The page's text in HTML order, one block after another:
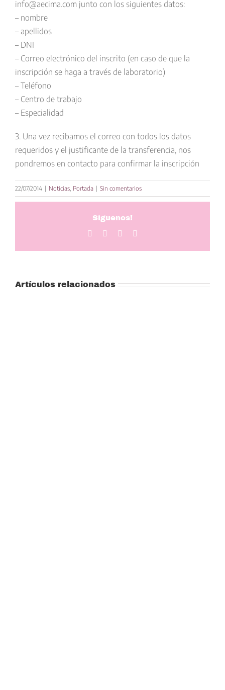
info@aecima.com junto con los siguientes datos:
– nombre
– apellidos
– DNI
– Correo electrónico del inscrito (en caso de que la
inscripción se haga a través de laboratorio)
– Teléfono
– Centro de trabajo
– Especialidad
3. Una vez recibamos el correo con todos los datos
requeridos y el justificante de la transferencia, nos
pondremos en contacto para confirmar la inscripción
22/07/2014 | Noticias, Portada | Sin comentarios
Síguenos!
Facebook
TwitterLinkedIn
Artículos relacionados